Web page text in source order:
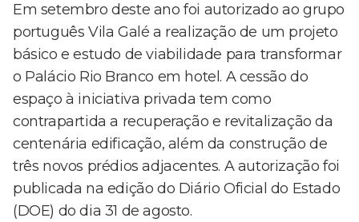
Em setembro deste ano foi autorizado ao grupo
português Vila Galé a realização de um projeto
básico e estudo de viabilidade para transformar
o Palácio Rio Branco em hotel. A cessão do
espaço à iniciativa privada tem como
contrapartida a recuperação e revitalização da
centenária edificação, além da construção de
três novos prédios adjacentes. A autorização foi
publicada na edição do Diário Oficial do Estado
(DOE) do dia 31 de agosto.